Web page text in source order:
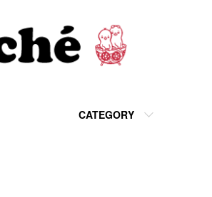
CATEGORY